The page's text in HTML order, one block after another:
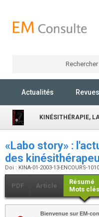
Rechercher
Actualités Revues
KINÉSITHÉRAPIE,
«Labo story» :
des
Doi : KINA-01-2003-13-ENCOURS-
PDF Article
Résumé
Mots clés
Bienvenue sur EM-